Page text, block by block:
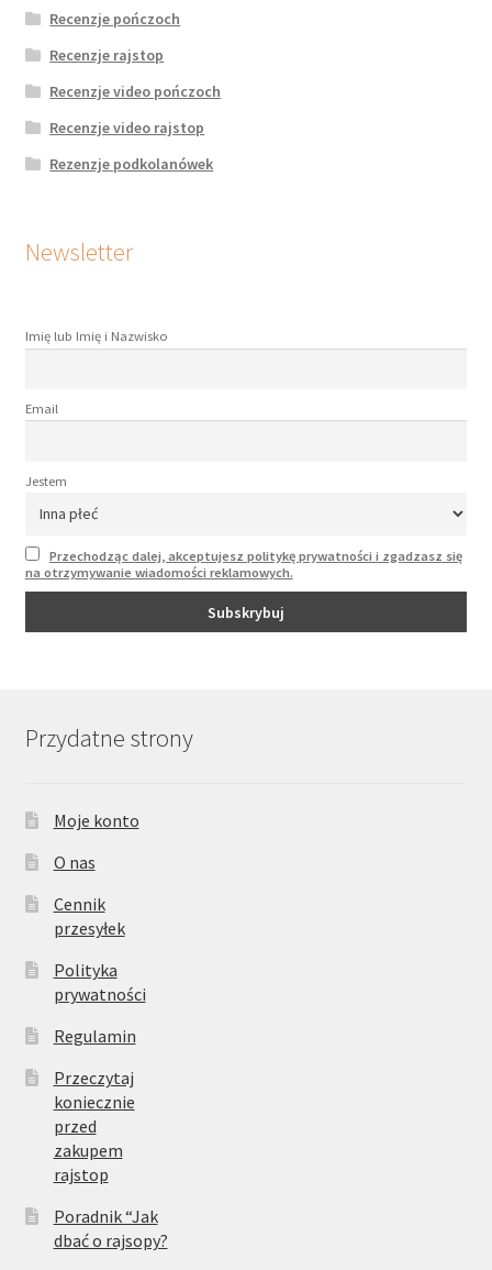
Recenzje pończoch
Recenzje rajstop
Recenzje video pończoch
Recenzje video rajstop
Rezenzje podkolanówek
Newsletter
Imię lub Imię i Nazwisko
Email
Jestem
Przechodząc dalej, akceptujesz politykę prywatności i zgadzasz się
na otrzymywanie wiadomości reklamowych.
Przydatne strony
Moje konto
O nas
Cennik
przesyłek
Polityka
prywatności
Regulamin
Przeczytaj
koniecznie
przed
zakupem
rajstop
Poradnik “Jak
dbać o rajsopy?